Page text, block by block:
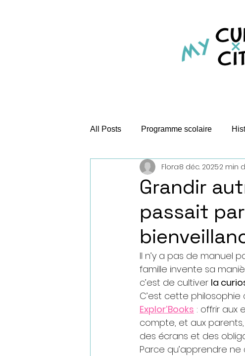
All Posts Programme scolaire
1 ville 5 monuments Jeux et visite
Grandir
passait
Flora8 déc. 20252 min
Il n’y a pas de manuel
famille invente sa
c’est de cultiver la
C’est cette
Explor’Books : offrir aux
compte, et aux
des écrans et des
Parce qu’apprendre